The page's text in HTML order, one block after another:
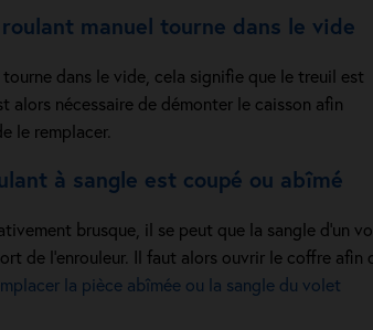
manuel tourne dans le vide
dans le vide, cela signifie que le treuil est
alors nécessaire de démonter le caisson afin
le remplacer.
à sangle est coupé ou abîmé
brusque, il se peut que la sangle d’un
de l’enrouleur. Il faut alors ouvrir le coffre afin
la pièce abîmée ou la sangle du volet